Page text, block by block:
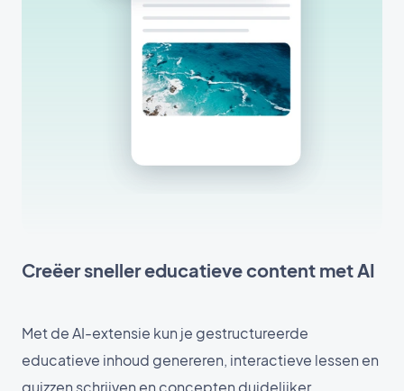
Creëer sneller educatieve content met AI
Met de AI-extensie kun je gestructureerde
educatieve inhoud genereren, interactieve lessen en